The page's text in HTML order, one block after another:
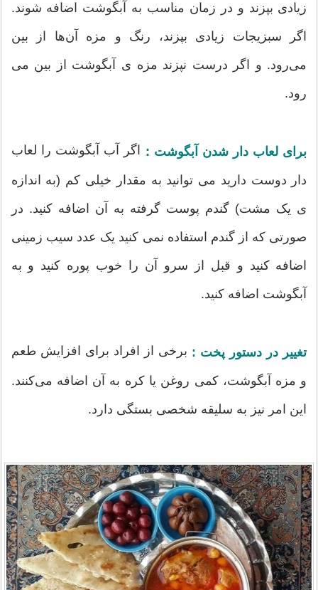
زیادی بپزند و در زمان مناسب به آبگوشت اضافه شوند.
اگر سبزیجات زیادی بپزند، رنگ و مزه آن‌ها از بین
می‌رود. و اگر درست نپزند مزه ی آبگوشت از بین می
رود.
برای لعاب دار شدن آبگوشت : اگر آب آبگوشت را لعاب
دار دوست دارید می توانید به مقدار خیلی کم (به اندازه
ی یک مشت) گندم پوست گرفته به آن اضافه کنید. در
صورتی که از گندم استفاده نمی کنید یک عدد سیب زمینی
اضافه کنید و قبل از سرو آن را خوب پوره کنید و به
آبگوشت اضافه کنید.
تغییر در دستور پخت : برخی از افراد برای افزایش طعم
و مزه آبگوشت، کمی روغن یا کره به آن اضافه می‌کنند.
این امر نیز به سلیقه شخصی بستگی دارد.